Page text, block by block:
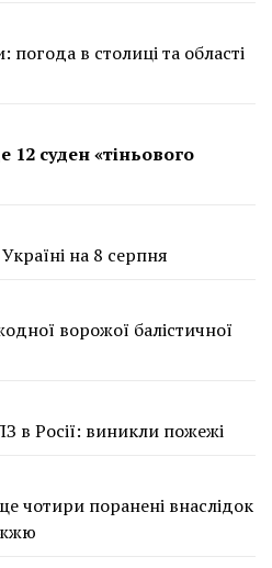
в столиці та області
суден «тіньового
на 8 серпня
ворожої балістичної
в Росії: виникли пожежі
чотири поранені внаслідок